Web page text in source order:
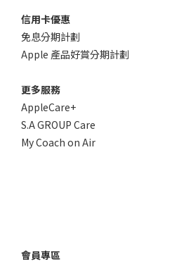
信用卡優惠
免息分期計劃
Apple 產品好賞分期計劃
更多服務
AppleCare+
S.A GROUP Care
My Coach on Air
會員專區